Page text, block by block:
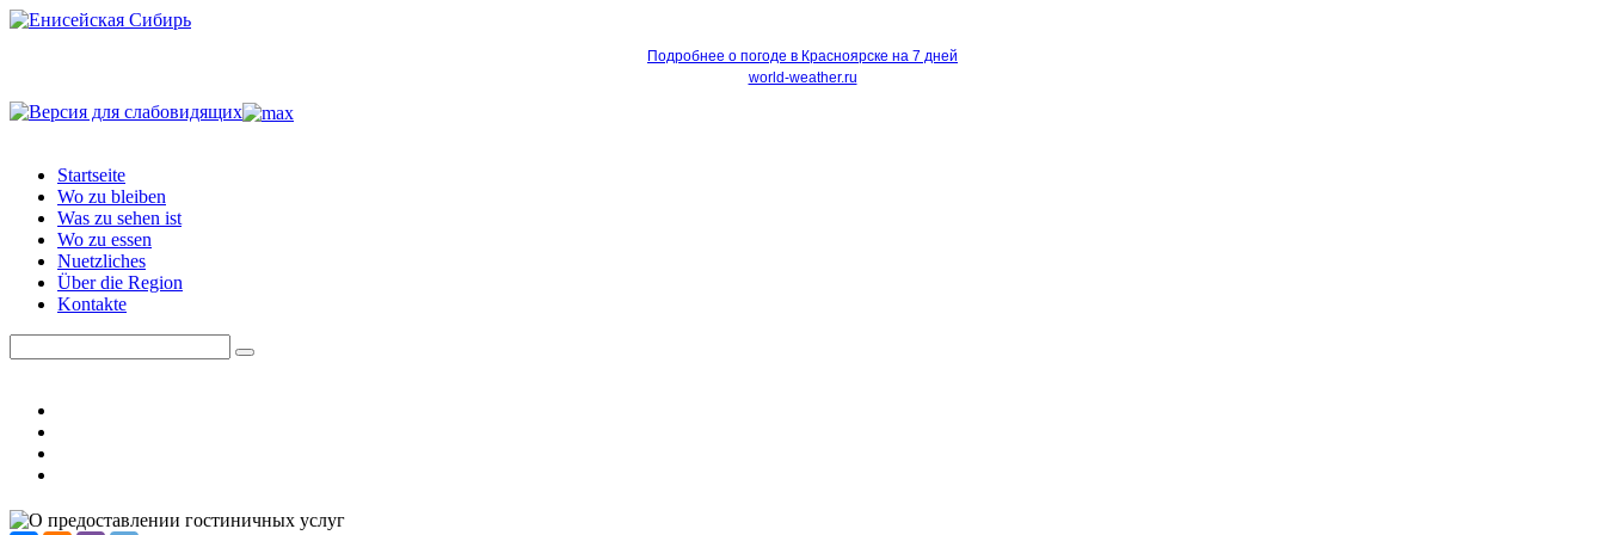
Подробнее о погоде в Красноярске на 7 дней
world-weather.ru
Startseite
Wo zu bleiben
Was zu sehen ist
Wo zu essen
Nuetzliches
Über die Region
Kontakte